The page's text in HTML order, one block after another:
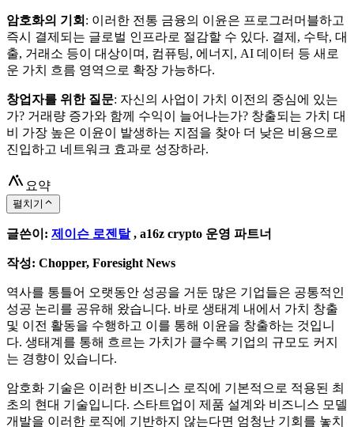
암호화의 기회 : 이러한 전통 금융의 이윤은 프로그러머블하고
즉시 결제되는 글로벌 인프라로 절감할 수 있다. 결제, 수탁, 대
출, 거래소 등이 대상이며, 컴퓨팅, 에너지, AI 데이터 등 새로
운 가치 흐름 영역으로 확장 가능하다.
창업자를 위한 질문: 자신의 사업이 가치 이전의 중심에 있는
가? 거래량 증가와 함께 수익이 늘어나는가? 창출되는 가치 대
비 가장 높은 이윤이 발생하는 지점을 찾아 더 낮은 비용으로
진입하고 네트워크 효과로 성장하라.
요약
펼치기
글쓴이: 제이슨 로젠탈, a16z crypto 운영 파트너
작성: Chopper, Foresight News
역사를 통틀어 오랫동안 성공을 거둔 많은 기업들은 공통적인
성공 논리를 공유해 왔습니다. 바로 생태계 내에서 가치 창출
및 이전 활동을 수행하고 이를 통해 이윤을 창출하는 것입니
다. 생태계를 통해 흐르는 가치가 클수록 기업의 규모도 커지
는 경향이 있습니다.
암호화 기술은 이러한 비즈니스 로직에 기본적으로 적용된 최
초의 현대 기술입니다. 스타트업이 제품 설계와 비즈니스 모델
개발을 이러한 로직에 기반하지 않는다면 엄청난 기회를 놓치